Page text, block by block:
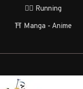
🏃‍♂️ Running
⛩️ Manga - Anime